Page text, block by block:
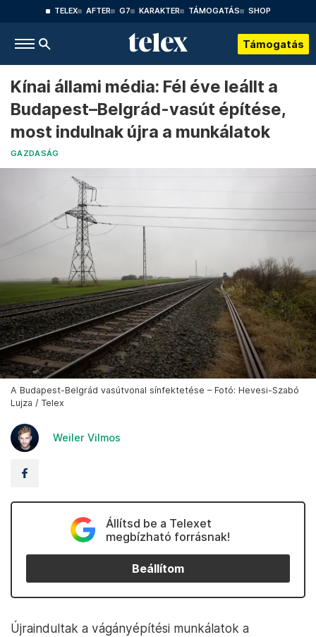
TELEX AFTER G7 KARAKTER TÁMOGATÁS SHOP
Támogatás
Kínai állami média: Fél éve leállt a
Budapest–Belgrád-vasút építése,
most indulnak újra a munkálatok
GAZDASÁG
A Budapest-Belgrád vasútvonal sínfektetése – Fotó: Hevesi-Szabó
Lujza / Telex
Weiler Vilmos
Állítsd be a Telexet
megbízható forrásnak!
Beállítom
Újraindultak a vágányépítési munkálatok a